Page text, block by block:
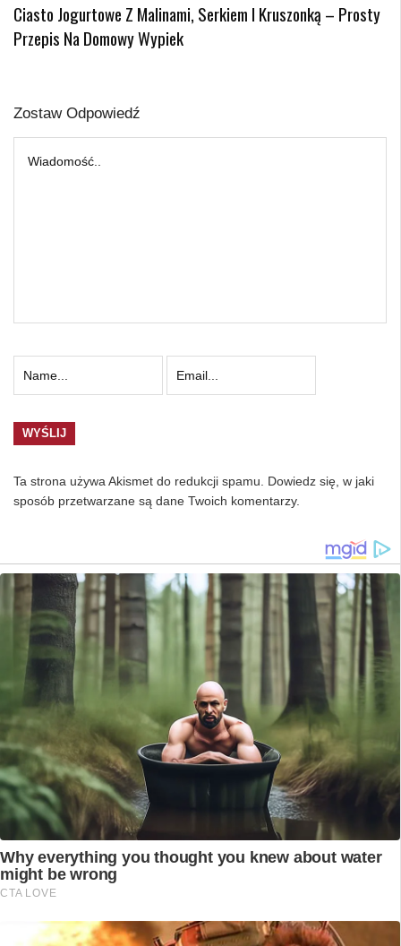
Ciasto Jogurtowe Z Malinami, Serkiem I Kruszonką – Prosty
Przepis Na Domowy Wypiek
Zostaw Odpowiedź
Ta strona używa Akismet do redukcji spamu. Dowiedz się, w jaki
sposób przetwarzane są dane Twoich komentarzy.